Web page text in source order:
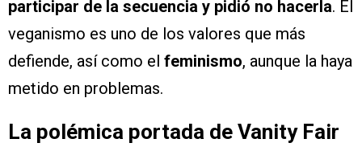
participar de la secuencia y pidió no hacerla. El
veganismo es uno de los valores que más
defiende, así como el feminismo, aunque la haya
metido en problemas.
La polémica portada de Vanity Fair